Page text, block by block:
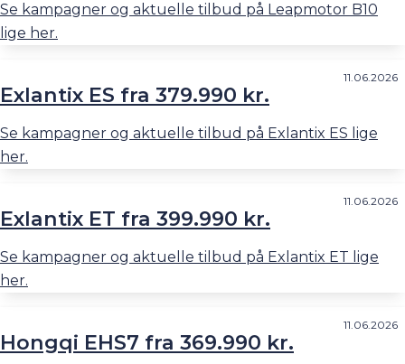
Se kampagner og aktuelle tilbud på Leapmotor B10
lige her.
11.06.2026
Exlantix ES fra 379.990 kr.
Se kampagner og aktuelle tilbud på Exlantix ES lige
her.
11.06.2026
Exlantix ET fra 399.990 kr.
Se kampagner og aktuelle tilbud på Exlantix ET lige
her.
11.06.2026
Hongqi EHS7 fra 369.990 kr.